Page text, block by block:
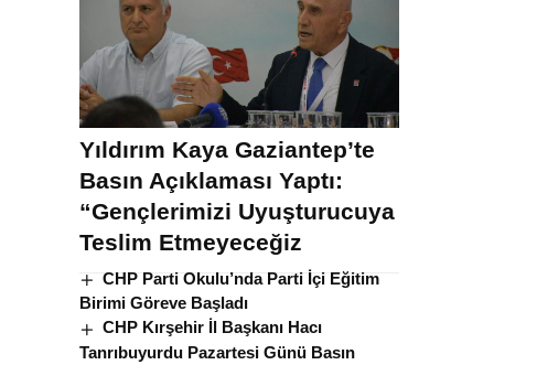
Yıldırım Kaya Gaziantep’te
Basın Açıklaması Yaptı:
“Gençlerimizi Uyuşturucuya
Teslim Etmeyeceğiz
CHP Parti Okulu’nda Parti İçi Eğitim
Birimi Göreve Başladı
CHP Kırşehir İl Başkanı Hacı
Tanrıbuyurdu Pazartesi Günü Basın